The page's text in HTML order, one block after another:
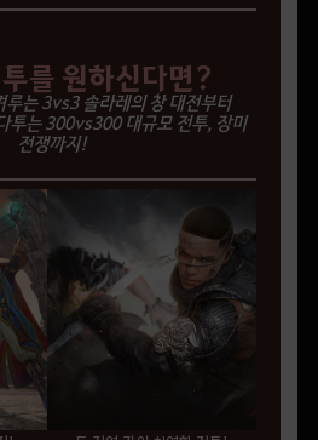
를 원하신다면?
루는 3vs3 솔라레의 창 대전부터
투는 300vs300 대규모 전투, 장미
전쟁까지!